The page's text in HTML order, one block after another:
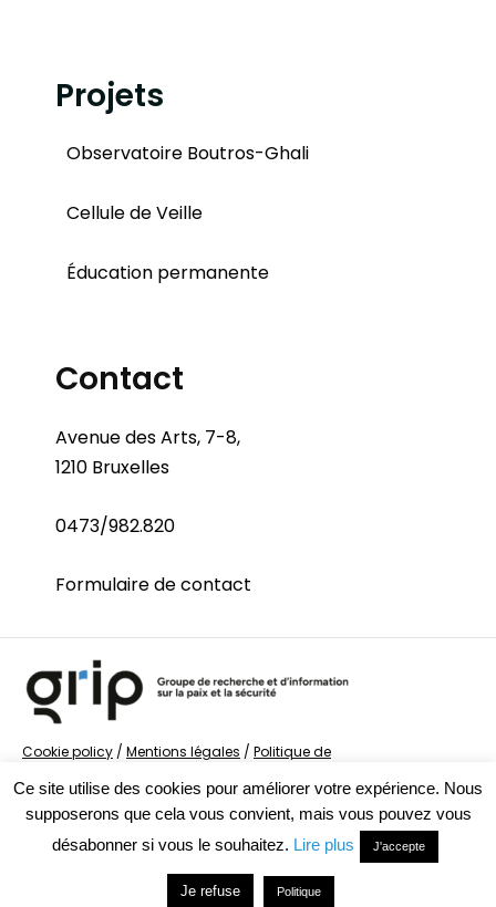
Projets
Observatoire Boutros-Ghali
Cellule de Veille
Éducation permanente
Contact
Avenue des Arts, 7-8,
1210 Bruxelles
0473/982.820
Formulaire de contact
Cookie policy / Mentions légales / Politique de
la Sécurité
Ce site utilise des cookies pour améliorer votre expérience. Nous
supposerons que cela vous convient, mais vous pouvez vous
désabonner si vous le souhaitez. Lire plus J'accepte
Je refuse Politique